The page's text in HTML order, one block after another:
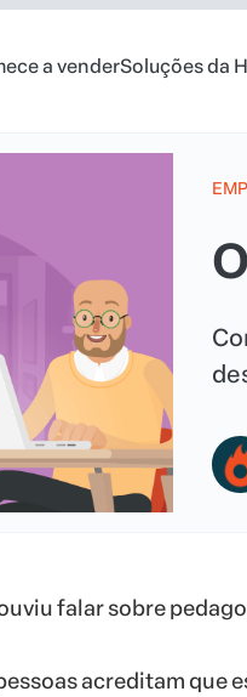
a venderSoluções da
falar sobre
acreditam que